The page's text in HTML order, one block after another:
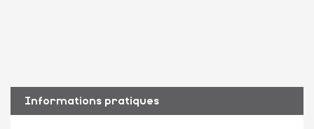
Informations pratiques